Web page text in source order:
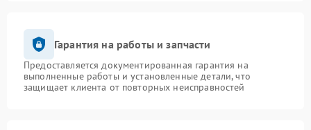
Гарантия на работы и запчасти
Предоставляется документированная гарантия на
выполненные работы и установленные детали, что
защищает клиента от повторных неисправностей